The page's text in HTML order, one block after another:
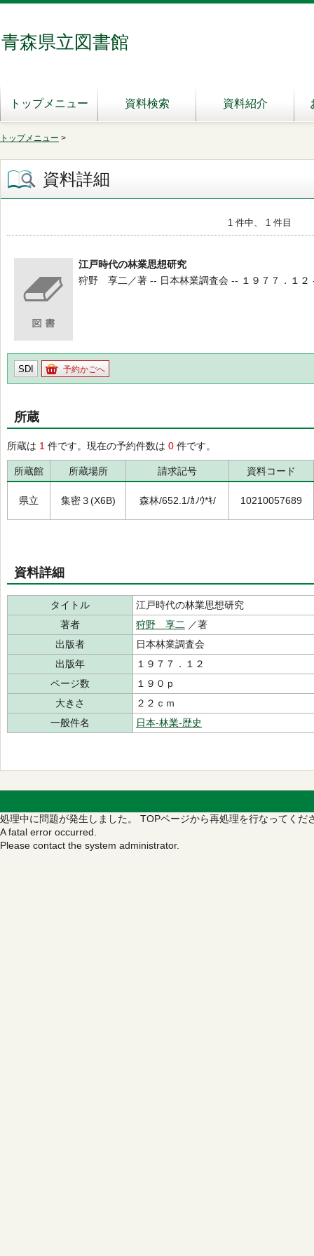
青森県立図書館
トップメニュー 資料検索 資料紹介
トップメニュー >
資料詳細
1 件中、 1 件目
江戸時代の林業思想研究
狩野 享二／著 -- 日本林業調査会 -- １９７７．１２
SDI 予約かごへ
所蔵
所蔵は 1 件です。現在の予約件数は 0 件です。
所蔵館 所蔵場所 請求記号 資料コード
県立 集密３(X6B) 森林/652.1/ｶﾉｳ*ｷ/ 10210057689
資料詳細
タイトル
江戸時代の林業思想研究
著者
狩野 享二 ／著
出版者
日本林業調査会
出版年
１９７７．１２
ページ数
１９０ｐ
大きさ
２２ｃｍ
一般件名
日本‐林業‐歴史
処理中に問題が発生しました。 TOPページから再処理を行なってくだ
A fatal error occurred.
Please contact the system administrator.